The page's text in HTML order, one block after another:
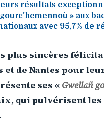
résultats
» aux
avec 95,7% de
plus sincères
et de Nantes pour
ses « Gwellañ
qui pulvérisent les
.